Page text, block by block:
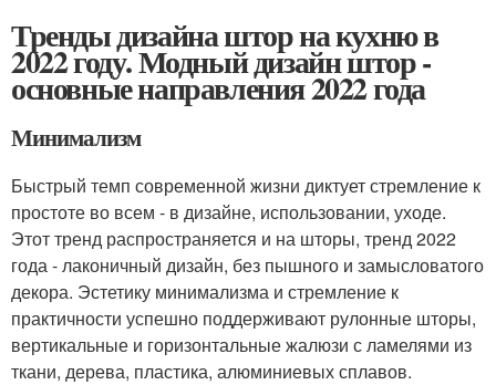
Тренды дизайна штор на кухню в
2022 году. Модный дизайн штор -
основные направления 2022 года
Минимализм
Быстрый темп современной жизни диктует стремление к
простоте во всем - в дизайне, использовании, уходе.
Этот тренд распространяется и на шторы, тренд 2022
года - лаконичный дизайн, без пышного и замысловатого
декора. Эстетику минимализма и стремление к
практичности успешно поддерживают рулонные шторы,
вертикальные и горизонтальные жалюзи с ламелями из
ткани, дерева, пластика, алюминиевых сплавов.